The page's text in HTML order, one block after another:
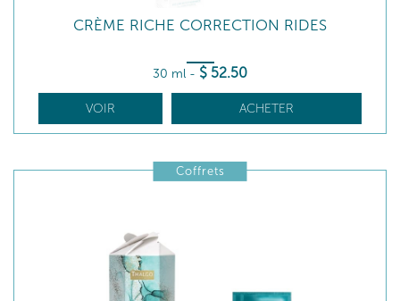
CRÈME RICHE CORRECTION RIDES
30 ml - $ 52.50
VOIR ACHETER
Coffrets